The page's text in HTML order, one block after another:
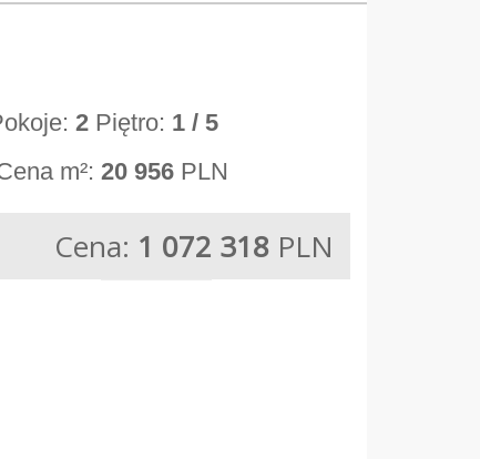
2 Piętro: 1 / 5
m²: 20 956 PLN
Cena: 1 072 318 PLN